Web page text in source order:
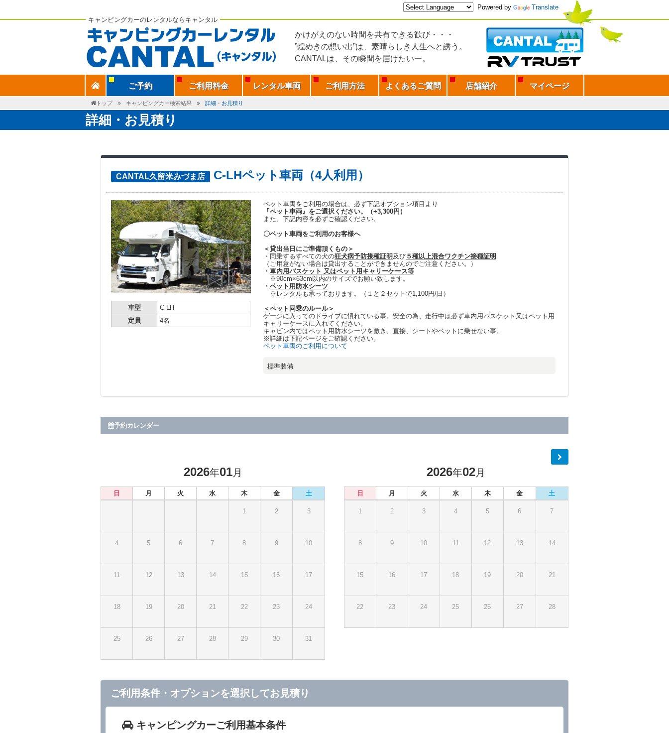
キャンピングカーのレンタルならキャンタル
かけがえのない時間を共有できる歓び・・・
”煌めきの想い出”は、素晴らしき人生へと誘う。
CANTALは、その瞬間を届けたいー。
Powered by Translate
ご予約 ご利用料金 レンタル車両 ご利用方法 よくあるご質問 店舗紹介 マイページ
トップ キャンピングカー検索結果 詳細・お見積り
詳細・お見積り
CANTAL久留米みづま店 C-LHペット車両（4人利用）
車型
C-LH
定員
4名
ペット車両をご利用の場合は、必ず下記オプション項目より
『ペット車両』をご選択ください。（+3,300円）
また、下記内容を必ずご確認ください。
〇ペット車両をご利用のお客様へ
＜貸出当日にご準備頂くもの＞
・同乗するすべての犬の狂犬病予防接種証明 及び５種以上混合ワクチン接種証明
（ご用意がない場合は貸出することができませんのでご注意ください。）
・ 車内用バスケット 又はペット用キャリーケース等
※90cm×63cm以内のサイズでお願い致します。
・ ペット用防水シーツ
※レンタルも承っております。（１と２セットで1,100円/日）
＜ペット同乗のルール＞
ゲージに入ってのドライブに慣れている事。安全の為、走行中は必ず車内用バスケット又はペット用
キャリーケースに入れてください。
キャビン内ではペット用防水シーツを敷き、直接、シートやベットに乗せない事。
※詳細は下記ページをご確認ください。
ペット車両のご利用について
標準装備
予約カレンダー
2026年01月
日 月 火 水 木 金 土
1 2 3
4 5 6 7 8 9 10
11 12 13 14 15 16 17
18 19 20 21 22 23 24
25 26 27 28 29 30 31
2026年02月
日 月 火 水 木 金 土
1 2 3 4 5 6 7
8 9 10 11 12 13 14
15 16 17 18 19 20 21
22 23 24 25 26 27 28
ご利用条件・オプションを選択してお見積り
キャンピングカーご利用基本条件